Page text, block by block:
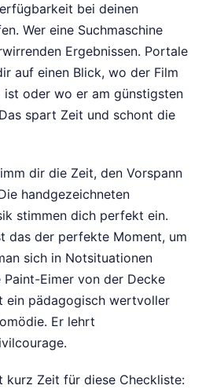
bei deinen
Wer eine Suchmaschine
Ergebnissen. Portale
auf einen Blick, wo der Film
oder wo er am günstigsten
spart Zeit und schont die
dir die Zeit, den Vorspann
handgezeichneten
stimmen dich perfekt ein.
das der perfekte Moment, um
sich in Notsituationen
Eimer von der Decke
ein pädagogisch wertvoller
Er lehrt
kurz Zeit für diese Checkliste: